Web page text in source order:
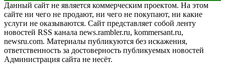
Данный сайт не является коммерческим проектом. На этом
сайте ни чего не продают, ни чего не покупают, ни какие
услуги не оказываются. Сайт представляет собой ленту
новостей RSS канала news.rambler.ru, kommersant.ru,
newsru.com. Материалы публикуются без искажения,
ответственность за достоверность публикуемых новостей
Администрация сайта не несёт.